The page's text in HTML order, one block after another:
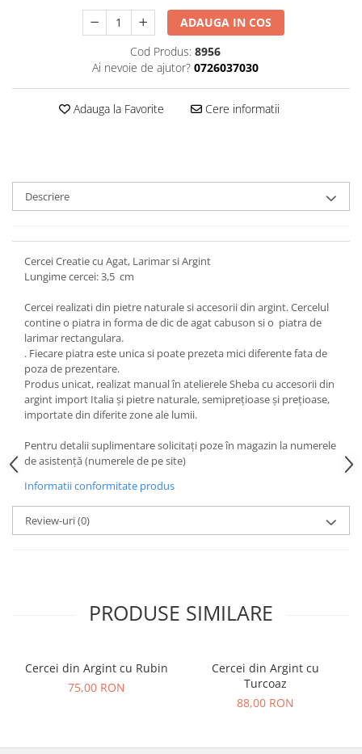
ADAUGA IN COS
Cod Produs: 8956
Ai nevoie de ajutor? 0726037030
Adauga la Favorite Cere informatii
Descriere
Cercei Creatie cu Agat, Larimar si Argint
Lungime cercei: 3,5 cm
Cercei realizati din pietre naturale si accesorii din argint. Cercelul
contine o piatra in forma de dic de agat cabuson si o piatra de
larimar rectangulara.
. Fiecare piatra este unica si poate prezeta mici diferente fata de
poza de prezentare.
Produs unicat, realizat manual în atelierele Sheba cu accesorii din
argint import Italia și pietre naturale, semiprețioase și prețioase,
importate din diferite zone ale lumii.
Pentru detalii suplimentare solicitați poze în magazin la numerele
de asistență (numerele de pe site)
Informatii conformitate produs
Review-uri(0)
PRODUSE SIMILARE
Cercei din Argint cu Rubin
75,00 RON
Cercei din Argint cu
Turcoaz
88,00 RON